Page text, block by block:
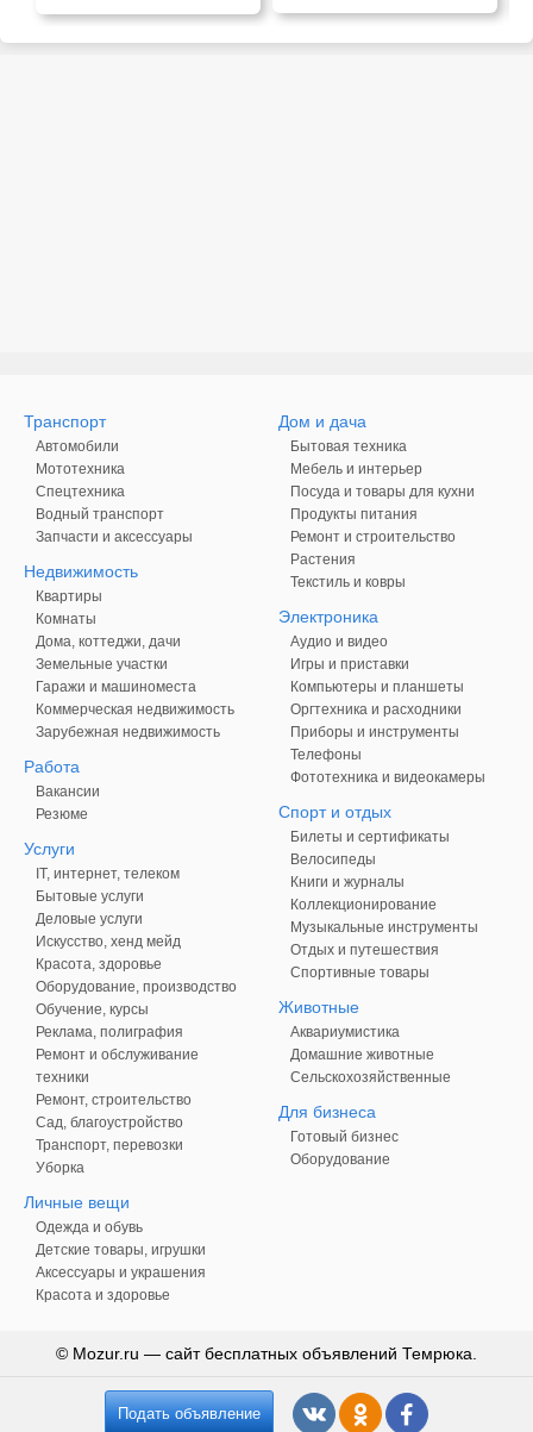
Транспорт
Автомобили
Мототехника
Спецтехника
Водный транспорт
Запчасти и аксессуары
Недвижимость
Квартиры
Комнаты
Дома, коттеджи, дачи
Земельные участки
Гаражи и машиноместа
Коммерческая недвижимость
Зарубежная недвижимость
Работа
Вакансии
Резюме
Услуги
IT, интернет, телеком
Бытовые услуги
Деловые услуги
Искусство, хенд мейд
Красота, здоровье
Оборудование, производство
Обучение, курсы
Реклама, полиграфия
Ремонт и обслуживание
техники
Ремонт, строительство
Сад, благоустройство
Транспорт, перевозки
Уборка
Личные вещи
Одежда и обувь
Детские товары, игрушки
Аксессуары и украшения
Красота и здоровье
Дом и дача
Бытовая техника
Мебель и интерьер
Посуда и товары для кухни
Продукты питания
Ремонт и строительство
Растения
Текстиль и ковры
Электроника
Аудио и видео
Игры и приставки
Компьютеры и планшеты
Оргтехника и расходники
Приборы и инструменты
Телефоны
Фототехника и видеокамеры
Спорт и отдых
Билеты и сертификаты
Велосипеды
Книги и журналы
Коллекционирование
Музыкальные инструменты
Отдых и путешествия
Спортивные товары
Животные
Аквариумистика
Домашние животные
Сельскохозяйственные
Для бизнеса
Готовый бизнес
Оборудование
© Mozur.ru — сайт бесплатных объявлений Темрюка.
Подать объявление